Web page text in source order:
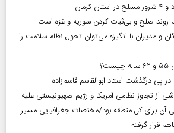
روند صلح و بی‌ثبات کردن سوریه و غزه است
و مدیران با انگیزه می‌توان تحول نظام سلامت را
پی درگذشت استاد ابوالقاسم قاسم‌زاده
از تجاوز نظامی آمریکا و رژیم صهیونیستی علیه
آن برای کل منطقه بود/مختصات جغرافیایی مسیر
قرار گرفته